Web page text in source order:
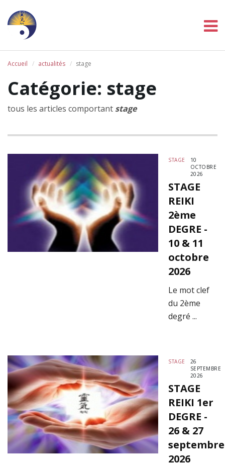
Accueil actualités stage
Catégorie: stage
tous les articles comportant stage
STAGE
10
OCTOBRE
2026
STAGE
REIKI
2ème
DEGRE -
10 & 11
octobre
2026
Le mot clef
du 2ème
degré ...
STAGE
26
SEPTEMBRE
2026
STAGE
REIKI 1er
DEGRE -
26 & 27
septembre
2026